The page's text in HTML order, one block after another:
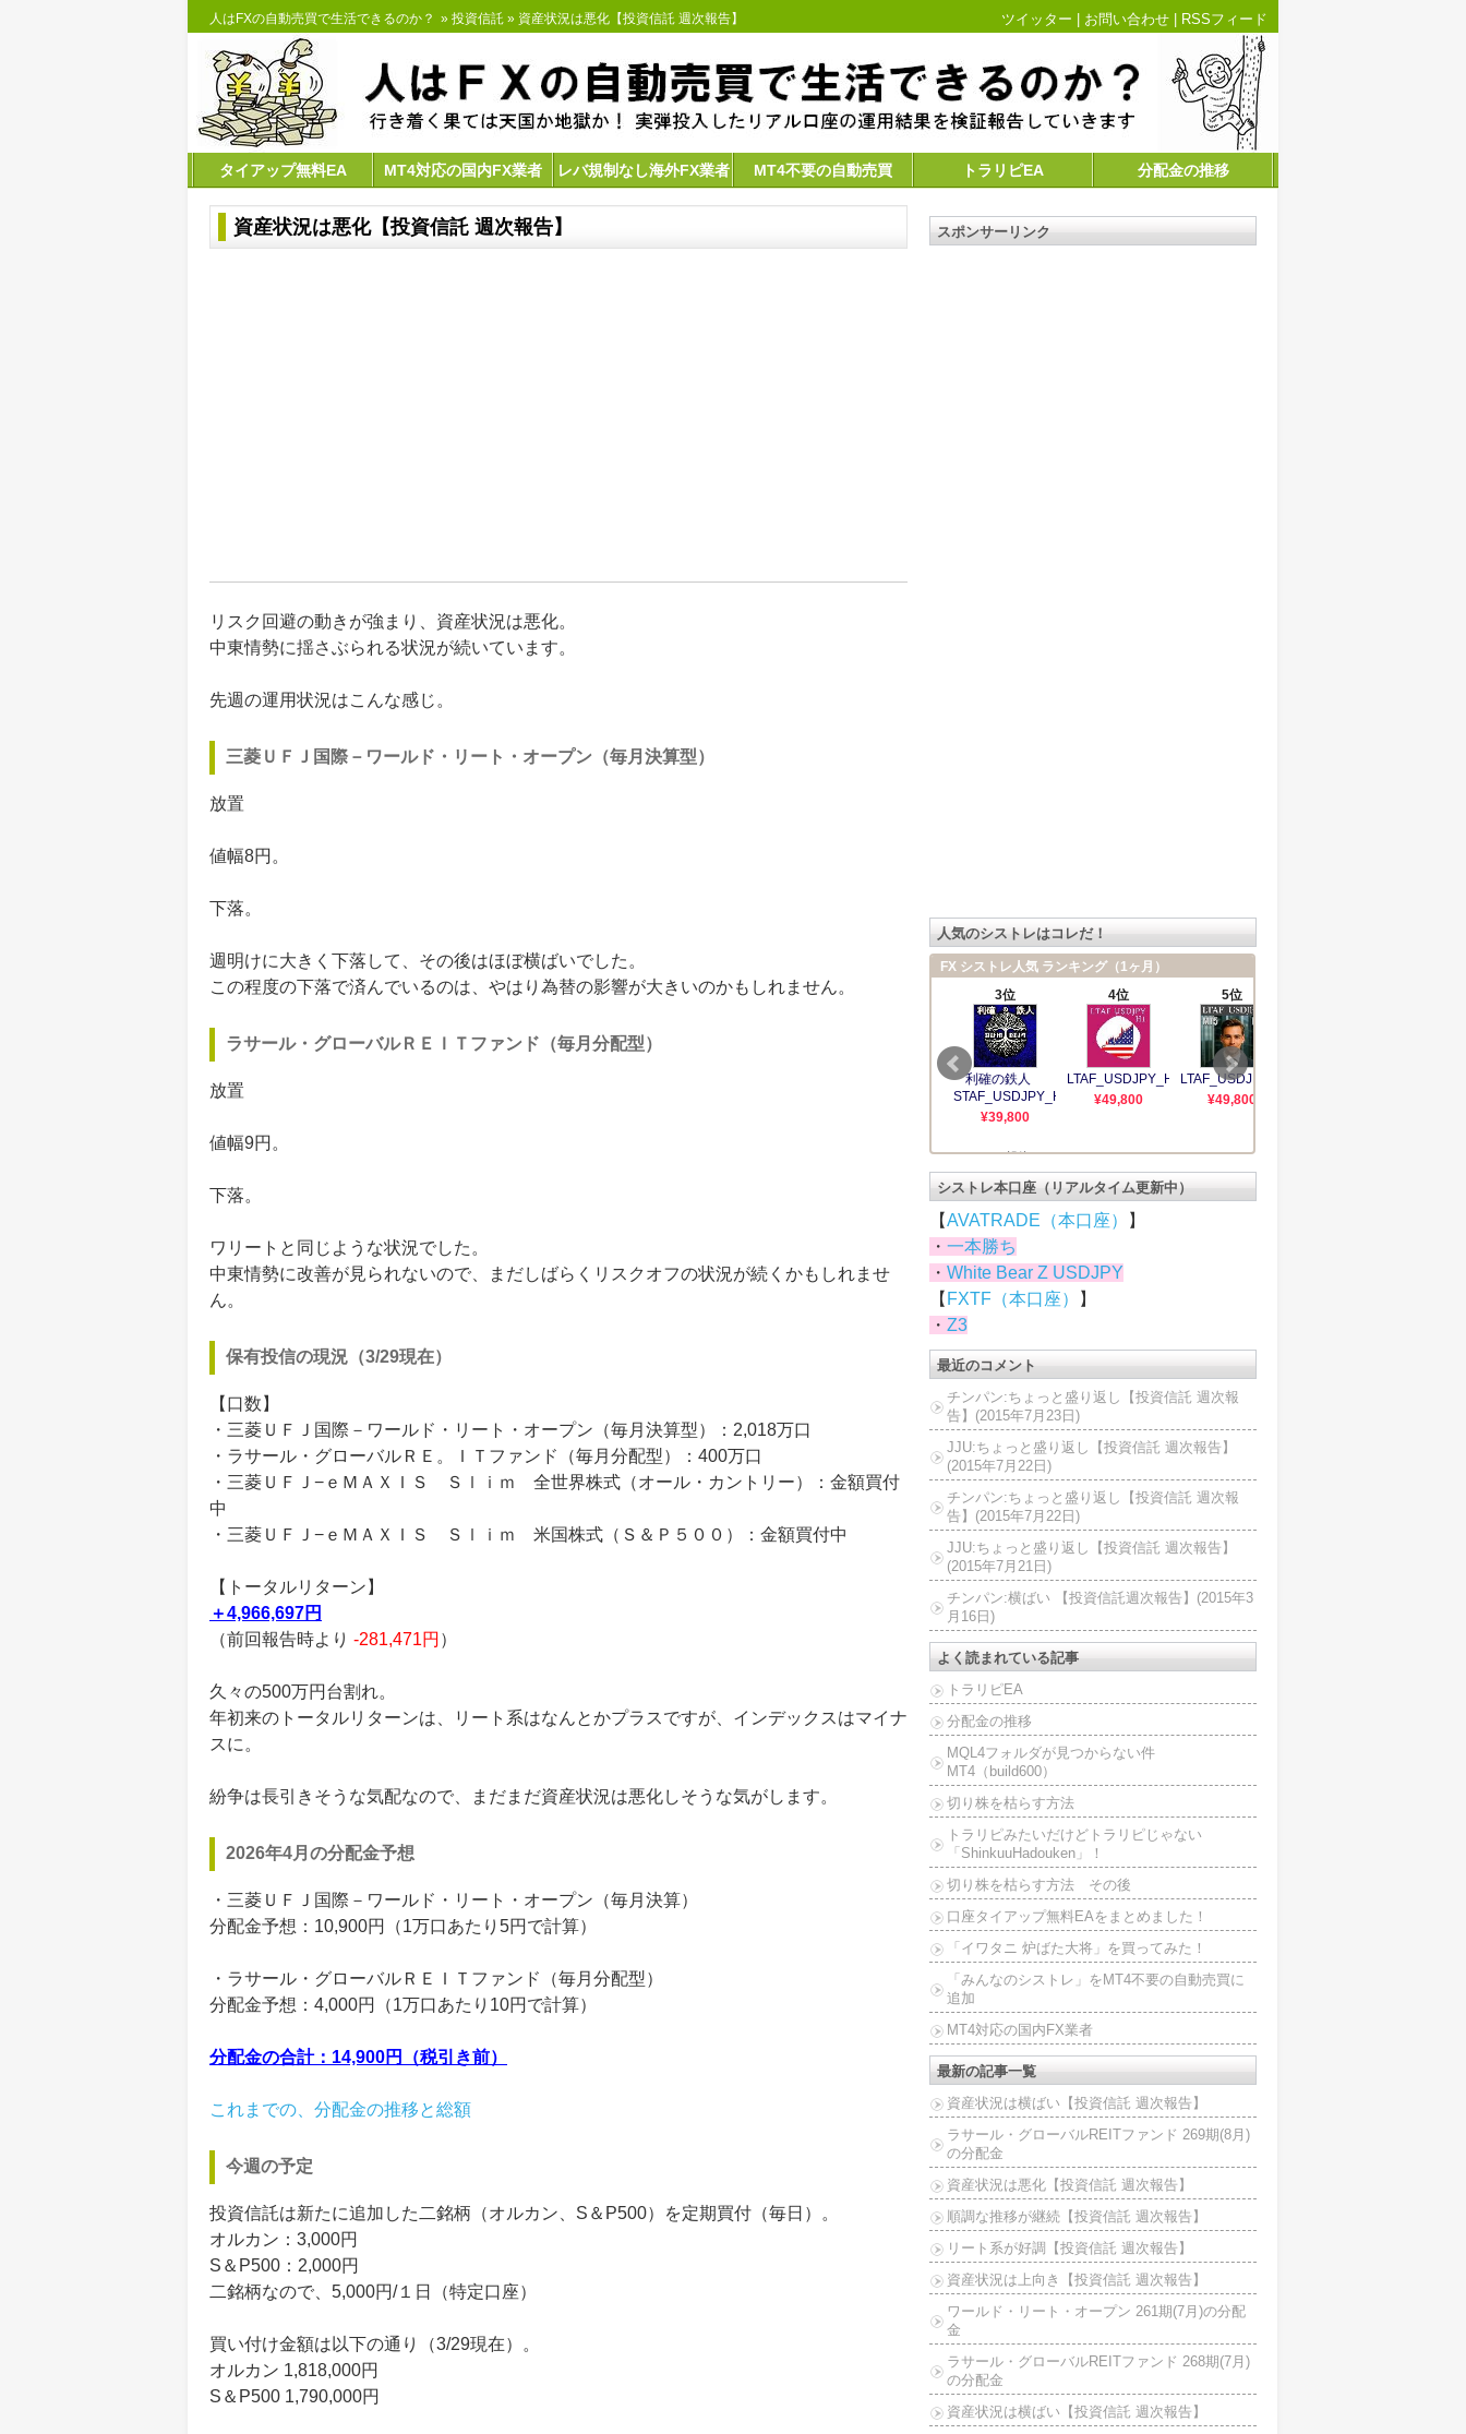
人はFXの自動売買で生活できるのか？ » 投資信託 » 資産状況は悪化【投資信託 週次報告】 ツイッター お問い合わせ RSSフィード
タイアップ無料EA MT4対応の国内FX業者 レバ規制なし海外FX業者 MT4不要の自動売買 トラリピEA 分配金の推移
資産状況は悪化【投資信託 週次報告】
リスク回避の動きが強まり、資産状況は悪化。
中東情勢に揺さぶられる状況が続いています。
先週の運用状況はこんな感じ。
三菱ＵＦＪ国際－ワールド・リート・オープン（毎月決算型）
放置
値幅8円。
下落。
週明けに大きく下落して、その後はほぼ横ばいでした。
この程度の下落で済んでいるのは、やはり為替の影響が大きいのかもしれません。
ラサール・グローバルＲＥＩＴファンド（毎月分配型）
放置
値幅9円。
下落。
ワリートと同じような状況でした。
中東情勢に改善が見られないので、まだしばらくリスクオフの状況が続くかもしれませ
ん。
保有投信の現況（3/29現在）
【口数】
・三菱ＵＦＪ国際－ワールド・リート・オープン（毎月決算型）：2,018万口
・ラサール・グローバルＲＥ。ＩＴファンド（毎月分配型）：400万口
・三菱ＵＦＪ−ｅＭＡＸＩＳ Ｓｌｉｍ 全世界株式（オール・カントリー）：金額買付
中
・三菱ＵＦＪ−ｅＭＡＸＩＳ Ｓｌｉｍ 米国株式（Ｓ＆Ｐ５００）：金額買付中
【トータルリターン】
＋4,966,697円
（前回報告時より -281,471円 ）
久々の500万円台割れ。
年初来のトータルリターンは、リート系はなんとかプラスですが、インデックスはマイナ
スに。
紛争は長引きそうな気配なので、まだまだ資産状況は悪化しそうな気がします。
2026年4月の分配金予想
・三菱ＵＦＪ国際－ワールド・リート・オープン（毎月決算）
分配金予想：10,900円（1万口あたり5円で計算）
・ラサール・グローバルＲＥＩＴファンド（毎月分配型）
分配金予想：4,000円（1万口あたり10円で計算）
分配金の合計：14,900円（税引き前）
これまでの、分配金の推移と総額
今週の予定
投資信託は新たに追加した二銘柄（オルカン、S＆P500）を定期買付（毎日）。
オルカン：3,000円
S＆P500：2,000円
二銘柄なので、5,000円/１日（特定口座）
買い付け金額は以下の通り（3/29現在）。
オルカン 1,818,000円
S＆P500 1,790,000円
スポンサーリンク
人気のシストレはコレだ！
シストレ本口座（リアルタイム更新中）
【AVATRADE（本口座）
】
・ 一本勝ち
・ White Bear Z USDJPY
【 FXTF（本口座）
】
・ Z3
最近のコメント
チンパン:ちょっと盛り返し【投資信託 週次報
告】(2015年7月23日)
JJU:ちょっと盛り返し【投資信託 週次報告】
(2015年7月22日)
チンパン:ちょっと盛り返し【投資信託 週次報
告】(2015年7月22日)
JJU:ちょっと盛り返し【投資信託 週次報告】
(2015年7月21日)
チンパン:横ばい 【投資信託週次報告】(2015年3
月16日)
よく読まれている記事
トラリピEA
分配金の推移
MQL4フォルダが見つからない件
MT4（build600）
切り株を枯らす方法
トラリピみたいだけどトラリピじゃない
「ShinkuuHadouken」！
切り株を枯らす方法 その後
口座タイアップ無料EAをまとめました！
「イワタニ 炉ばた大将」を買ってみた！
「みんなのシストレ」をMT4不要の自動売買に
追加
MT4対応の国内FX業者
最新の記事一覧
資産状況は横ばい【投資信託 週次報告】
ラサール・グローバルREITファンド 269期(8月)
の分配金
資産状況は悪化【投資信託 週次報告】
順調な推移が継続【投資信託 週次報告】
リート系が好調【投資信託 週次報告】
資産状況は上向き【投資信託 週次報告】
ワールド・リート・オープン 261期(7月)の分配
金
ラサール・グローバルREITファンド 268期(7月)
の分配金
資産状況は横ばい【投資信託 週次報告】